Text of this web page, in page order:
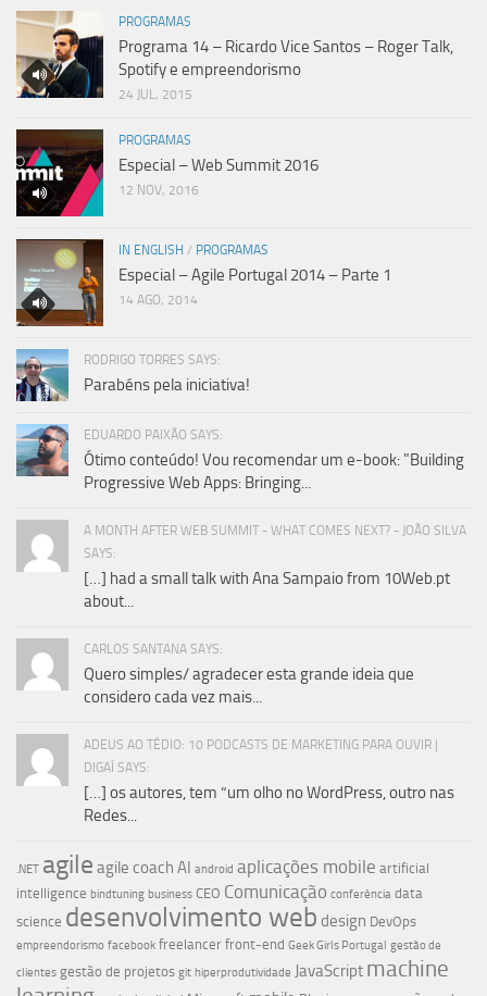
PROGRAMAS
Programa 14 – Ricardo Vice Santos – Roger Talk,
Spotify e empreendorismo
24 JUL, 2015
PROGRAMAS
Especial – Web Summit 2016
12 NOV, 2016
IN ENGLISH / PROGRAMAS
Especial – Agile Portugal 2014 – Parte 1
14 AGO, 2014
RODRIGO TORRES SAYS:
Parabéns pela iniciativa!
EDUARDO PAIXÃO SAYS:
Ótimo conteúdo! Vou recomendar um e-book: "Building
Progressive Web Apps: Bringing...
A MONTH AFTER WEB SUMMIT - WHAT COMES NEXT? - JOÃO SILVA
SAYS:
[…] had a small talk with Ana Sampaio from 10Web.pt
about...
CARLOS SANTANA SAYS:
Quero simples/ agradecer esta grande ideia que
considero cada vez mais...
ADEUS AO TÉDIO: 10 PODCASTS DE MARKETING PARA OUVIR |
DIGAÍ SAYS:
[…] os autores, tem “um olho no WordPress, outro nas
Redes...
.NET agile agile coach AI android aplicações mobile artificial
intelligence bindtuning business CEO Comunicação conferência data
science desenvolvimento web design DevOps
empreendorismo facebook freelancer front-end Geek Girls Portugal gestão de
clientes gestão de projetos git hiperprodutividade JavaScript machine